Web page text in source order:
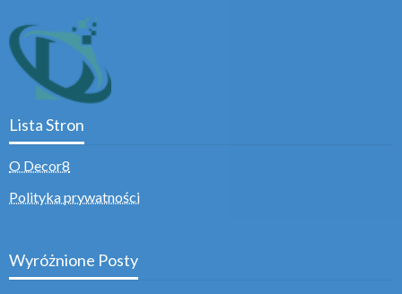
Lista Stron
O Decor8
Polityka prywatności
Wyróżnione Posty